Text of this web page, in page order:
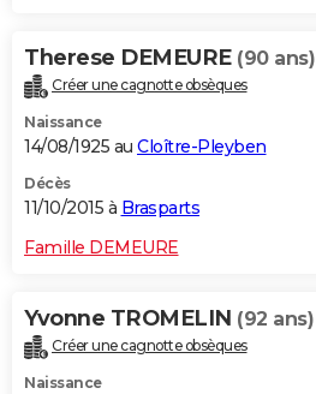
Therese DEMEURE (90 ans)
Créer une cagnotte obsèques
Naissance
14/08/1925 au Cloître-Pleyben
Décès
11/10/2015 à Brasparts
Famille DEMEURE
Yvonne TROMELIN (92 ans)
Créer une cagnotte obsèques
Naissance